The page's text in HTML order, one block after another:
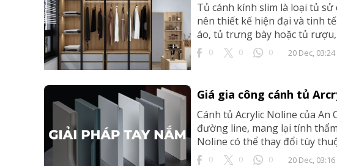
Tủ cánh kính slim là loại tủ
nên thiết kế hiện đại và tinh
áo, tủ trưng bày hoặc tủ
0 0 0 20 Dec, 03:24
Giá gia công cánh tủ
Cánh tủ Acrylic Noline của
đường line, mang lại tính
Noline có thể thay đổi tùy
0 0 0 20 Dec, 03:16